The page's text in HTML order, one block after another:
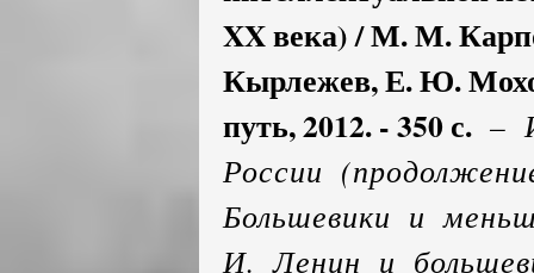
XX века) / М. М.
Кырлежев, Е. Ю.
путь, 2012. - 350 с.–
России
Большевики и
И. Ленин и